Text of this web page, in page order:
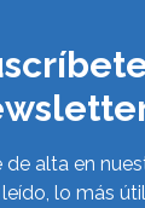
de alta en
lo más